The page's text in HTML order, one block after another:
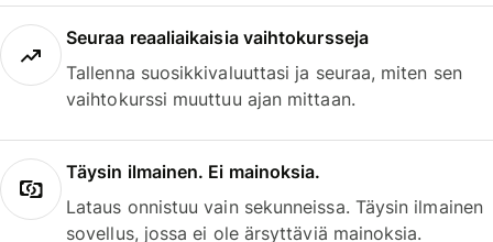
Seuraa reaaliaikaisia vaihtokursseja
Tallenna suosikkivaluuttasi ja seuraa, miten sen
vaihtokurssi muuttuu ajan mittaan.
Täysin ilmainen. Ei mainoksia.
Lataus onnistuu vain sekunneissa. Täysin ilmainen
sovellus, jossa ei ole ärsyttäviä mainoksia.